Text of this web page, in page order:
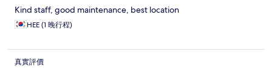
Kind staff, good maintenance, best location
HEE (1 晚行程)
真實評價